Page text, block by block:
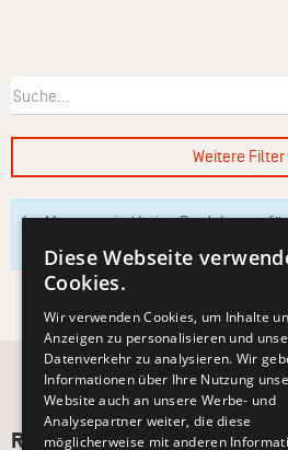
Weitere Filter
Im Moment sind keine Produkte
Recht und Ordnung
Diese Webseite
Cookies.
Wir verwenden Cookies, um Inhalte
Anzeigen zu personalisieren und
Datenverkehr zu analysieren. Wir
Informationen über Ihre Nutzung
Website auch an unsere Werbe- und
Analysepartner weiter, die diese
möglicherweise mit anderen